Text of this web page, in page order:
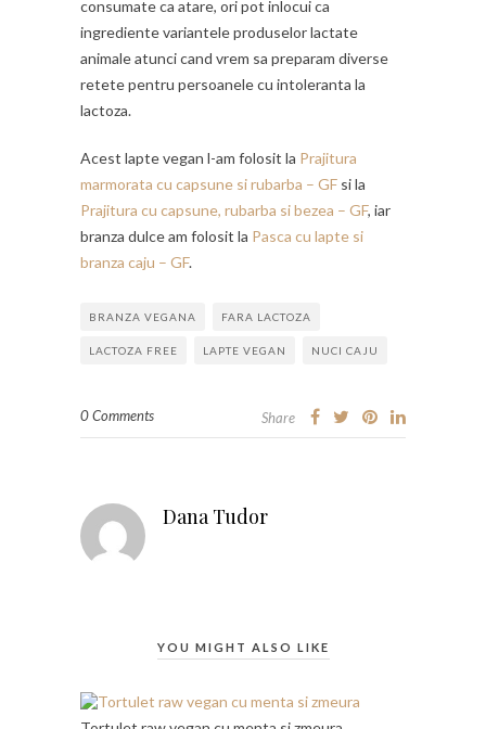
consumate ca atare, ori pot inlocui ca
ingrediente variantele produselor lactate
animale atunci cand vrem sa preparam diverse
retete pentru persoanele cu intoleranta la
lactoza.
Acest lapte vegan l-am folosit la Prajitura
marmorata cu capsune si rubarba – GF si la
Prajitura cu capsune, rubarba si bezea – GF, iar
branza dulce am folosit la Pasca cu lapte si
branza caju – GF.
BRANZA VEGANA FARA LACTOZA
LACTOZA FREE LAPTE VEGAN NUCI CAJU
0 Comments Share
Dana Tudor
YOU MIGHT ALSO LIKE